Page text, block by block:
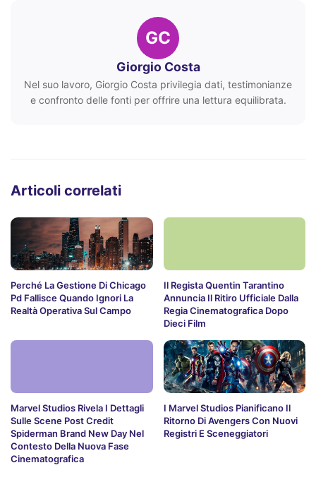
GC
Giorgio Costa
Nel suo lavoro, Giorgio Costa privilegia dati, testimonianze
e confronto delle fonti per offrire una lettura equilibrata.
Articoli correlati
Perché La Gestione Di Chicago
Pd Fallisce Quando Ignori La
Realtà Operativa Sul Campo
Il Regista Quentin Tarantino
Annuncia Il Ritiro Ufficiale Dalla
Regia Cinematografica Dopo
Dieci Film
Marvel Studios Rivela I Dettagli
Sulle Scene Post Credit
Spiderman Brand New Day Nel
Contesto Della Nuova Fase
Cinematografica
I Marvel Studios Pianificano Il
Ritorno Di Avengers Con Nuovi
Registri E Sceneggiatori